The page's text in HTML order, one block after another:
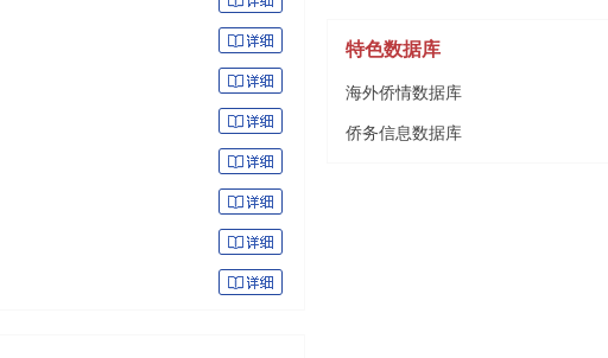
特色数据库
海外侨情数据库
侨务信息数据库